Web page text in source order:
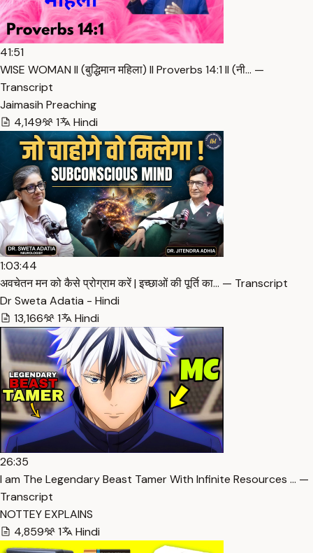
41:51
WISE WOMAN ll (बुद्धिमान महिला) ll Proverbs 14:1 ll (नी… —
Transcript
Jaimasih Preaching
4,149
1 Hindi
1:03:44
अवचेतन मन को कैसे प्रोग्राम करें | इच्छाओं की पूर्ति का… — Transcript
Dr Sweta Adatia - Hindi
13,166
1 Hindi
26:35
I am The Legendary Beast Tamer With Infinite Resources … —
Transcript
NOTTEY EXPLAINS
4,859
1 Hindi